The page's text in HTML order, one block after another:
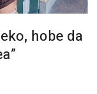
hobe da